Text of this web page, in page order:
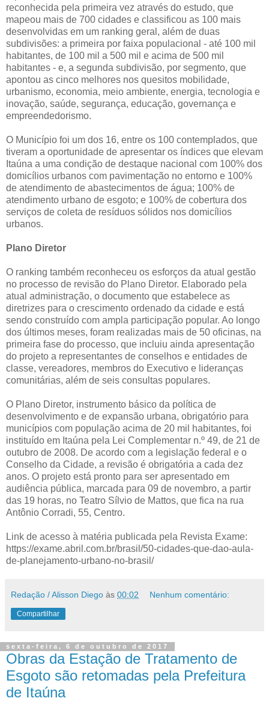
reconhecida pela primeira vez através do estudo, que
mapeou mais de 700 cidades e classificou as 100 mais
desenvolvidas em um ranking geral, além de duas
subdivisões: a primeira por faixa populacional - até 100 mil
habitantes, de 100 mil a 500 mil e acima de 500 mil
habitantes - e, a segunda subdivisão, por segmento, que
apontou as cinco melhores nos quesitos mobilidade,
urbanismo, economia, meio ambiente, energia, tecnologia e
inovação, saúde, segurança, educação, governança e
empreendedorismo.
O Município foi um dos 16, entre os 100 contemplados, que
tiveram a oportunidade de apresentar os índices que elevam
Itaúna a uma condição de destaque nacional com 100% dos
domicílios urbanos com pavimentação no entorno e 100%
de atendimento de abastecimentos de água; 100% de
atendimento urbano de esgoto; e 100% de cobertura dos
serviços de coleta de resíduos sólidos nos domicílios
urbanos.
Plano Diretor
O ranking também reconheceu os esforços da atual gestão
no processo de revisão do Plano Diretor. Elaborado pela
atual administração, o documento que estabelece as
diretrizes para o crescimento ordenado da cidade e está
sendo construído com ampla participação popular. Ao longo
dos últimos meses, foram realizadas mais de 50 oficinas, na
primeira fase do processo, que incluiu ainda apresentação
do projeto a representantes de conselhos e entidades de
classe, vereadores, membros do Executivo e lideranças
comunitárias, além de seis consultas populares.
O Plano Diretor, instrumento básico da política de
desenvolvimento e de expansão urbana, obrigatório para
municípios com população acima de 20 mil habitantes, foi
instituído em Itaúna pela Lei Complementar n.º 49, de 21 de
outubro de 2008. De acordo com a legislação federal e o
Conselho da Cidade, a revisão é obrigatória a cada dez
anos. O projeto está pronto para ser apresentado em
audiência pública, marcada para 09 de novembro, a partir
das 19 horas, no Teatro Sílvio de Mattos, que fica na rua
Antônio Corradi, 55, Centro.
Link de acesso à matéria publicada pela Revista Exame:
https://exame.abril.com.br/brasil/50-cidades-que-dao-aula-
de-planejamento-urbano-no-brasil/
Redação / Alisson Diego às 00:02 Nenhum comentário:
Compartilhar
sexta-feira, 6 de outubro de 2017
Obras da Estação de Tratamento de
Esgoto são retomadas pela Prefeitura
de Itaúna